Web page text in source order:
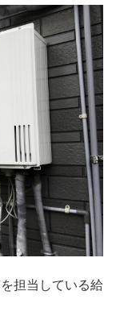
担当している給